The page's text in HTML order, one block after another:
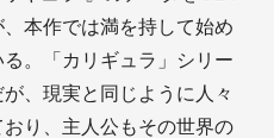
本作では満を持して始め
。「カリギュラ」シリー
、現実と同じように人々
り、主人公もその世界の